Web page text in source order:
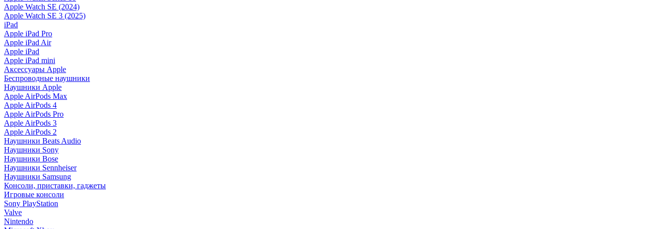
Apple Watch SE (2024)
Apple Watch SE 3 (2025)
iPad
Apple iPad Pro
Apple iPad Air
Apple iPad
Apple iPad mini
Аксессуары Apple
Беспроводные наушники
Наушники Apple
Apple AirPods Max
Apple AirPods 4
Apple AirPods Pro
Apple AirPods 3
Apple AirPods 2
Наушники Beats Audio
Наушники Sony
Наушники Bose
Наушники Sennheiser
Наушники Samsung
Консоли, приставки, гаджеты
Игровые консоли
Sony PlayStation
Valve
Nintendo